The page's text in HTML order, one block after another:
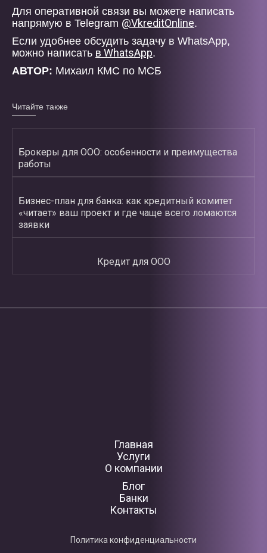
Для оперативной связи вы можете написать
напрямую в Telegram @VkreditOnline.
Если удобнее обсудить задачу в WhatsApp,
можно написать в WhatsApp.
АВТОР: Михаил КМС по МСБ
Читайте также
Брокеры для ООО: особенности и преимущества
работы
Бизнес-план для банка: как кредитный комитет
«читает» ваш проект и где чаще всего ломаются
заявки
Кредит для ООО
Главная
Услуги
О компании
Блог
Банки
Контакты
Политика конфиденциальности